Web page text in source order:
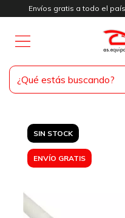
Envíos gratis a todo el
SIN STOCK
ENVÍO GRATIS